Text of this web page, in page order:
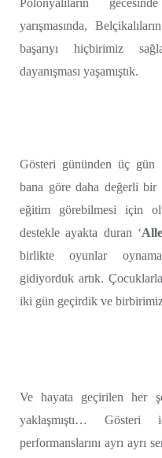
Polonyalıların
yarışmasında,
başarıyı hiçbirimiz
dayanışması yaşamıştık.
Gösteri gününden üç gün
bana göre daha değerli bir
eğitim görebilmesi için
destekle ayakta duran ‘
birlikte oyunlar
gidiyorduk artık.
iki gün geçirdik ve
Ve hayata geçirilen her
yaklaşmıştı…
performanslarını ayrı ayrı